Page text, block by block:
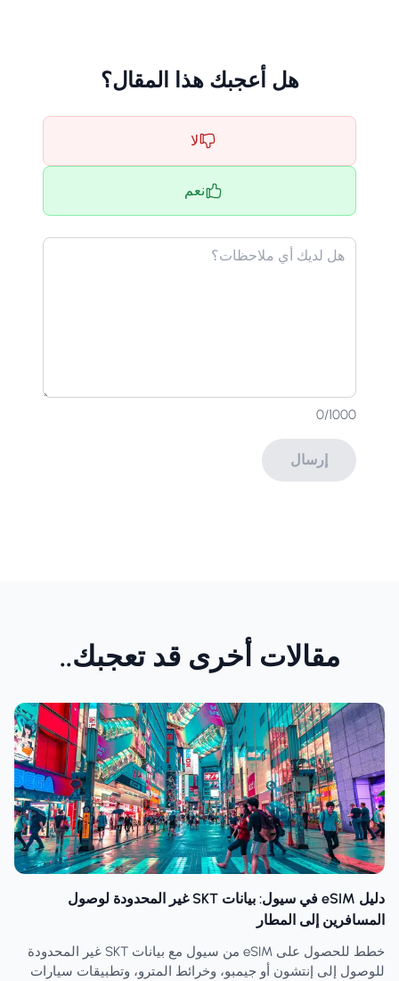
هل أعجبك هذا المقال؟
لا
نعم
0/1000
إرسال
مقالات أخرى قد تعجبك..
دليل eSIM في سيول: بيانات SKT غير المحدودة لوصول
المسافرين إلى المطار
خطط للحصول على eSIM من سيول مع بيانات SKT غير المحدودة
للوصول إلى إنتشون أو جيمبو، وخرائط المترو، وتطبيقات سيارات